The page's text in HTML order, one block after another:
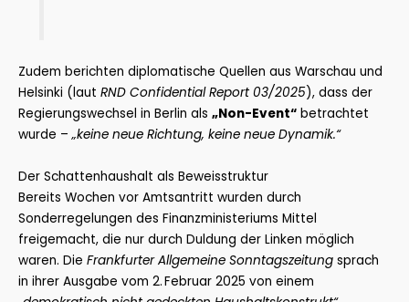
Zudem berichten diplomatische Quellen aus Warschau und
Helsinki (laut RND Confidential Report 03/2025), dass der
Regierungswechsel in Berlin als „Non-Event“ betrachtet
wurde –„keine neue Richtung, keine neue Dynamik.“
Der Schattenhaushalt als Beweisstruktur
Bereits Wochen vor Amtsantritt wurden durch
Sonderregelungen des Finanzministeriums Mittel
freigemacht, die nur durch Duldung der Linken möglich
waren. Die Frankfurter Allgemeine Sonntagszeitung sprach
in ihrer Ausgabe vom 2. Februar 2025 von einem